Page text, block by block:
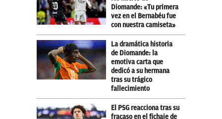
Diomande: «Tu primera
vez en el Bernabéu fue
con nuestra camiseta»
La dramática historia
de Diomande: la
emotiva carta que
dedicó a su hermana
tras su trágico
fallecimiento
El PSG reacciona tras su
fracaso en el fichaje de